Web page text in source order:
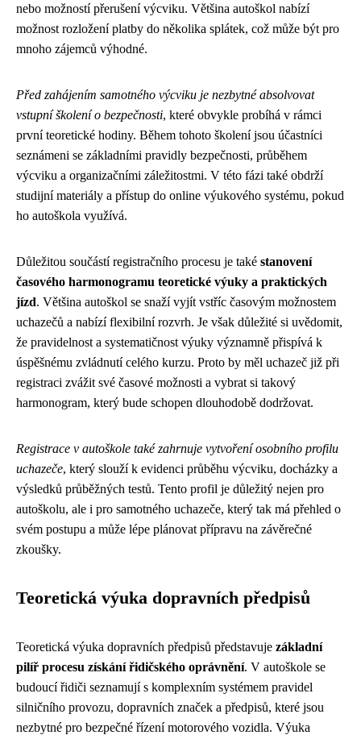
nebo možností přerušení výcviku. Většina autoškol nabízí
možnost rozložení platby do několika splátek, což může být pro
mnoho zájemců výhodné.
Před zahájením samotného výcviku je nezbytné absolvovat
vstupní školení o bezpečnosti, které obvykle probíhá v rámci
první teoretické hodiny. Během tohoto školení jsou účastníci
seznámeni se základními pravidly bezpečnosti, průběhem
výcviku a organizačními záležitostmi. V této fázi také obdrží
studijní materiály a přístup do online výukového systému, pokud
ho autoškola využívá.
Důležitou součástí registračního procesu je také stanovení
časového harmonogramu teoretické výuky a praktických
jízd. Většina autoškol se snaží vyjít vstříc časovým možnostem
uchazečů a nabízí flexibilní rozvrh. Je však důležité si uvědomit,
že pravidelnost a systematičnost výuky významně přispívá k
úspěšnému zvládnutí celého kurzu. Proto by měl uchazeč již při
registraci zvážit své časové možnosti a vybrat si takový
harmonogram, který bude schopen dlouhodobě dodržovat.
Registrace v autoškole také zahrnuje vytvoření osobního profilu
uchazeče, který slouží k evidenci průběhu výcviku, docházky a
výsledků průběžných testů. Tento profil je důležitý nejen pro
autoškolu, ale i pro samotného uchazeče, který tak má přehled o
svém postupu a může lépe plánovat přípravu na závěrečné
zkoušky.
Teoretická výuka dopravních předpisů
Teoretická výuka dopravních předpisů představuje základní
pilíř procesu získání řidičského oprávnění. V autoškole se
budoucí řidiči seznamují s komplexním systémem pravidel
silničního provozu, dopravních značek a předpisů, které jsou
nezbytné pro bezpečné řízení motorového vozidla. Výuka